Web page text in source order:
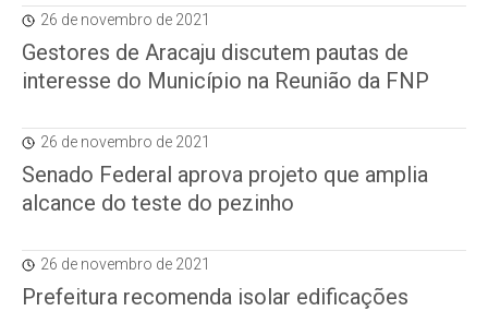
26 de novembro de 2021
Gestores de Aracaju discutem pautas de
interesse do Município na Reunião da FNP
26 de novembro de 2021
Senado Federal aprova projeto que amplia
alcance do teste do pezinho
26 de novembro de 2021
Prefeitura recomenda isolar edificações